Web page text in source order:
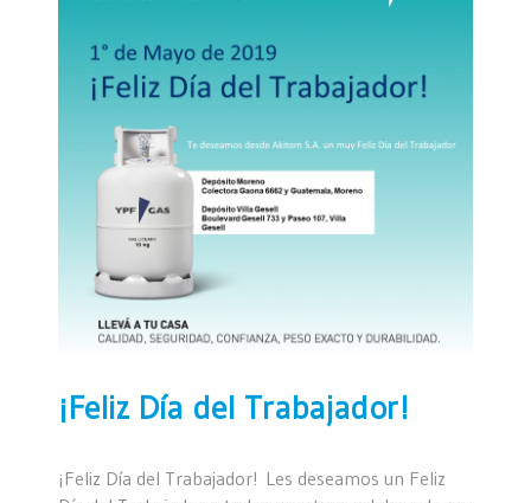
¡Feliz Día del Trabajador!
¡Feliz Día del Trabajador! Les deseamos un Feliz